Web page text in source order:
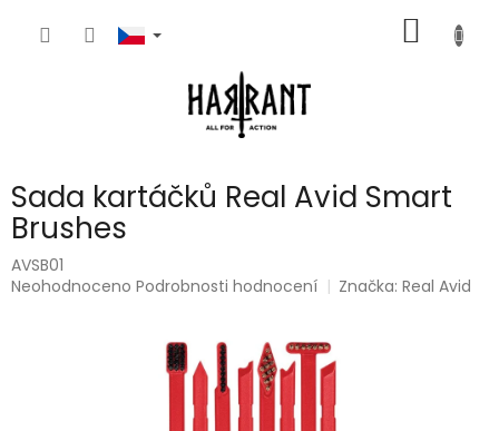
KOŠÍK
Sada kartáčků Real Avid Smart
Brushes
AVSB01
Průměrné
Neohodnoceno Podrobnosti hodnocení Značka:Real Avid